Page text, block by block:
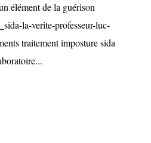
élément de la guérison
la-verite-professeur-luc-
traitement imposture sida